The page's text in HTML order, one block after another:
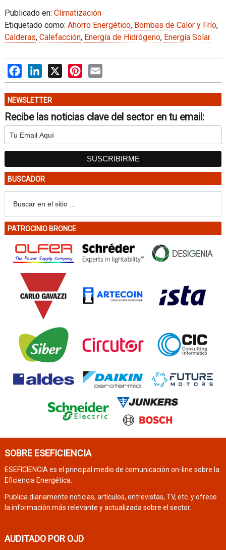
Publicado en: Climatización
Etiquetado como: Ahorro Energético, Bombas de Calor y Frío,
Calderas, Calefacción, Energía de Hidrógeno, Energía Solar
FacebookLinkedIn Pinterest
NEWSLETTER
Recibe las noticias clave del sector en tu email:
BUSCADOR
PATROCINIO BRONCE
SOBRE ESEFICIENCIA
ESEFICIENCIA es el principal medio de comunicación on-line sobre la
Eficiencia Energética.
Publica diariamente noticias, artículos, entrevistas, TV, etc. y ofrece
la información más relevante y actualizada sobre el sector.
AUDITADO POR OJD